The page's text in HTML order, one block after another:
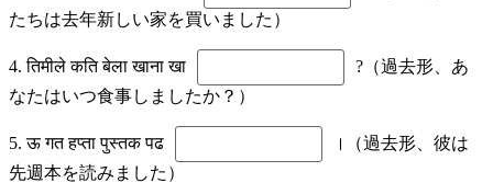
たちは去年新しい家を買いました）
4. तिमीले कति बेला खाना खा
?（過去形、あ
なたはいつ食事しましたか？）
5. ऊ गत हप्ता पुस्तक पढ
।（過去形、彼は
先週本を読みました）